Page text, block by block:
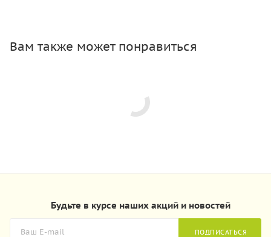
Вам также может понравиться
Будьте в курсе наших акций и новостей
ПОДПИСАТЬСЯ